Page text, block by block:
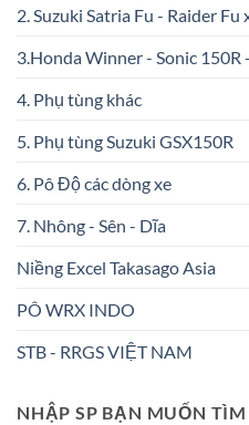
2. Suzuki Satria Fu - Raider
3.Honda Winner - Sonic 150R
4. Phụ tùng khác
5. Phụ tùng Suzuki GSX150R
6. Pô Độ các dòng xe
7. Nhông - Sên - Dĩa
Niềng Excel Takasago Asia
PÔ WRX INDO
STB - RRGS VIỆT NAM
NHẬP SP BẠN MUỐN TÌM